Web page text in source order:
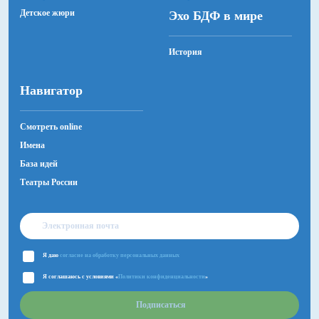
постоянные артисты творческого объединения
Юные артисты. Роли деревенских и
выпускники первой Кинолаборатории киностудии
«Краски»
Детское жюри
Эхо БДФ в мире
История
Навигатор
Смотреть online
Имена
База идей
Театры России
Я даю согласие на обработку персональных данных
Я соглашаюсь с условиями « Политики конфиденциальности»
Подписаться